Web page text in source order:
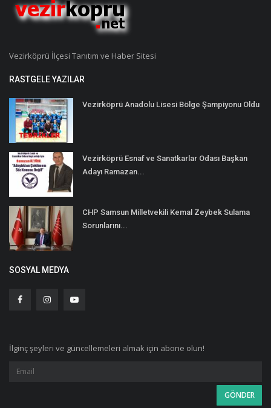
Vezirköprü İlçesi Tanıtım ve Haber Sitesi
RASTGELE YAZILAR
Vezirköprü Anadolu Lisesi Bölge Şampiyonu Oldu
Vezirköprü Esnaf ve Sanatkarlar Odası Başkan
Adayı Ramazan...
CHP Samsun Milletvekili Kemal Zeybek Sulama
Sorunlarını...
SOSYAL MEDYA
İlginç şeyleri ve güncellemeleri almak için abone olun!